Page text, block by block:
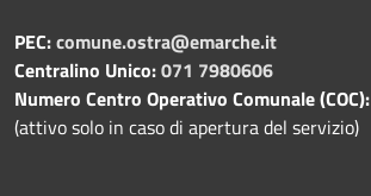
PEC:comune.ostra@emarche.it
Centralino Unico:071 7980606
Numero Centro Operativo Comunale (COC):
(attivo solo in caso di apertura del servizio)